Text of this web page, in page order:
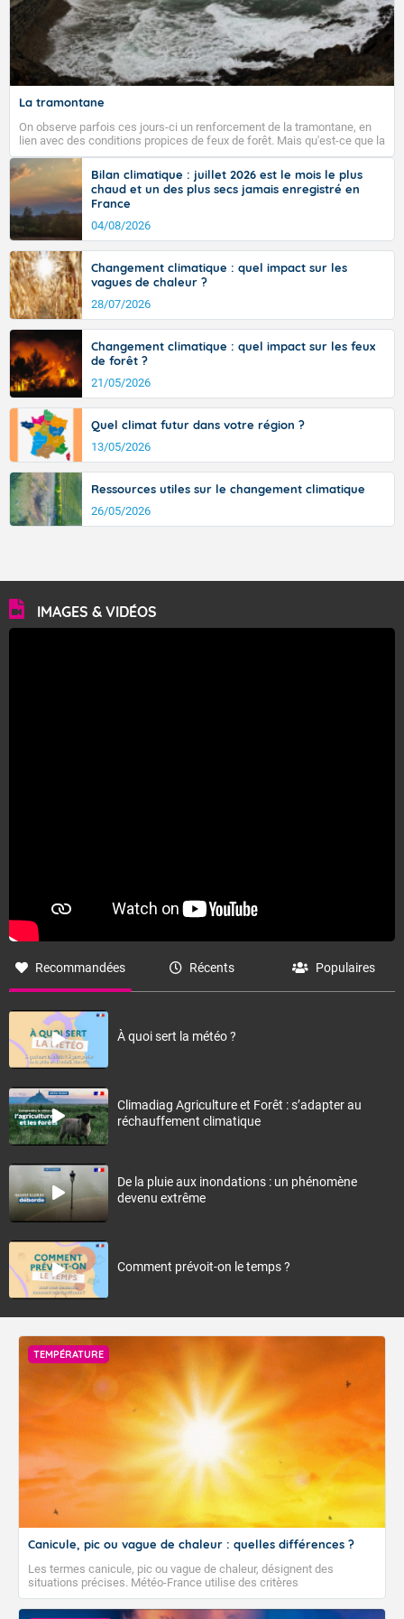
La tramontane
On observe parfois ces jours-ci un renforcement de la tramontane, en
lien avec des conditions propices de feux de forêt. Mais qu'est-ce que la
tramontane ? Quelles sont ses caractéristiques ? La tramontane est un
vent turbulent soufflant de secteur nord-ouest à nord, ou ouest à nord-
ouest, dans un secteur qui part du Roussillon à la vallée de l’Aude et à
l’ouest de l’Hérault. L’étymologie de ce vent vient du latin trasmontanus,
signifiant au-delà des monts, en allusion aux régions montagneuses
d’où provient ce vent.
Bilan climatique : juillet 2026 est le mois le plus
chaud et un des plus secs jamais enregistré en
France
04/08/2026
Changement climatique : quel impact sur les
vagues de chaleur ?
28/07/2026
Changement climatique : quel impact sur les feux
de forêt ?
21/05/2026
Quel climat futur dans votre région ?
13/05/2026
Ressources utiles sur le changement climatique
26/05/2026
IMAGES & VIDÉOS
Recommandées Récents Populaires
À quoi sert la météo ?
Climadiag Agriculture et Forêt : s’adapter au
réchauffement climatique
De la pluie aux inondations : un phénomène
devenu extrême
Comment prévoit-on le temps ?
TEMPÉRATURE
Canicule, pic ou vague de chaleur : quelles différences ?
Les termes canicule, pic ou vague de chaleur, désignent des
situations précises. Météo-France utilise des critères
climatologiques pour évaluer et qualifier les épisodes de chaleur qui
peuvent avoir des impacts sanitaires et socio-économiques